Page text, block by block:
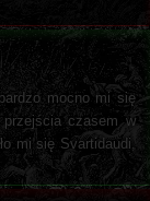
mocno mi się
przejścia czasem w
mi się Svartidaudi,